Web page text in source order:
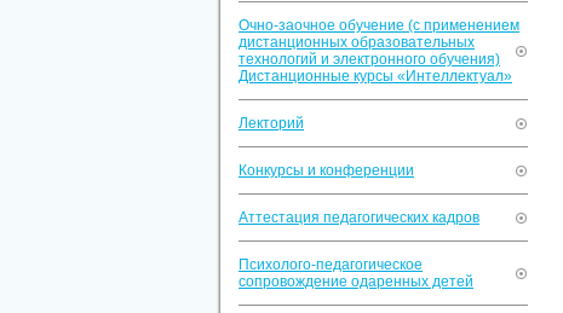
Очно-заочное обучение (с применением
дистанционных образовательных
технологий и электронного обучения)
Дистанционные курсы «Интеллектуал»
Лекторий
Конкурсы и конференции
Аттестация педагогических кадров
Психолого-педагогическое
сопровождение одаренных детей